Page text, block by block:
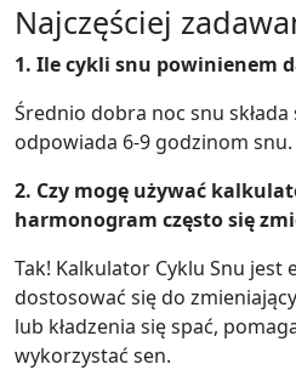
Najczęściej
1. Ile cykli snu powinienem
Średnio dobra noc snu składa
odpowiada 6-9 godzinom snu.
2. Czy mogę używać
harmonogram często się
Tak! Kalkulator Cyklu Snu jest
dostosować się do
lub kładzenia się spać,
wykorzystać sen.